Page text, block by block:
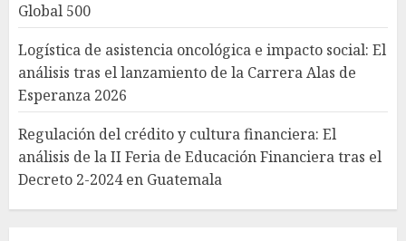
Global 500
Logística de asistencia oncológica e impacto social: El
análisis tras el lanzamiento de la Carrera Alas de
Esperanza 2026
Regulación del crédito y cultura financiera: El
análisis de la II Feria de Educación Financiera tras el
Decreto 2-2024 en Guatemala